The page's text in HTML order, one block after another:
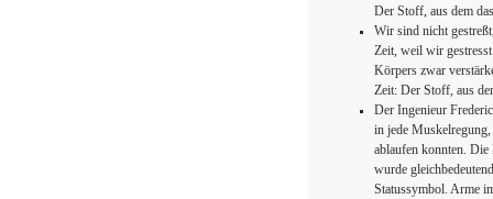
Der Stoff, aus dem
Wir sind nicht
Zeit, weil wir
Körpers zwar
Zeit: Der Stoff, aus
Der Ingenieur
in jede
ablaufen konnten. Die
wurde
Statussymbol. Arme